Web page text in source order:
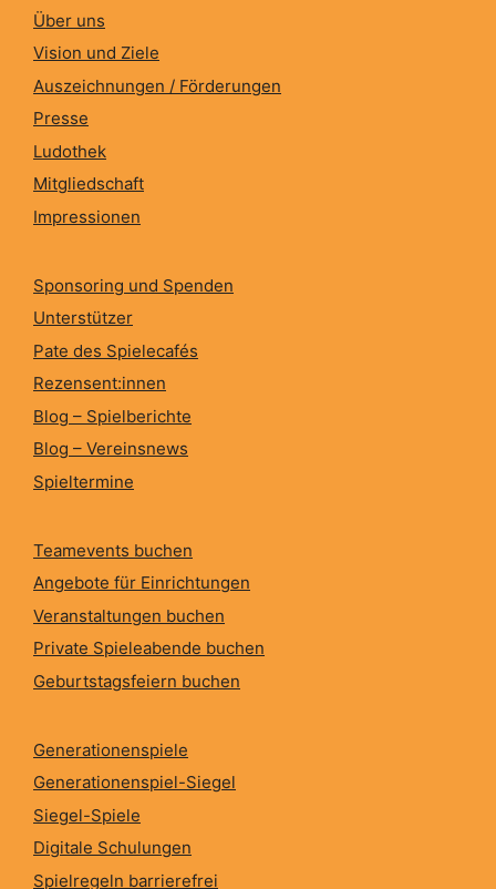
Über uns
Vision und Ziele
Auszeichnungen / Förderungen
Presse
Ludothek
Mitgliedschaft
Impressionen
Sponsoring und Spenden
Unterstützer
Pate des Spielecafés
Rezensent:innen
Blog – Spielberichte
Blog – Vereinsnews
Spieltermine
Teamevents buchen
Angebote für Einrichtungen
Veranstaltungen buchen
Private Spieleabende buchen
Geburtstagsfeiern buchen
Generationenspiele
Generationenspiel-Siegel
Siegel-Spiele
Digitale Schulungen
Spielregeln barrierefrei